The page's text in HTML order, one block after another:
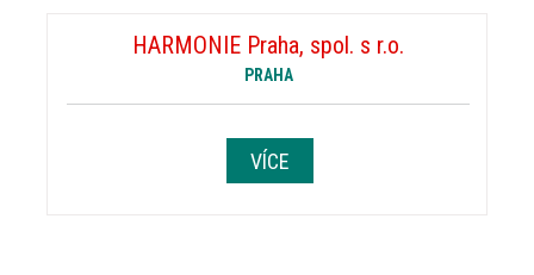
HARMONIE Praha, spol. s r.o.
PRAHA
VÍCE